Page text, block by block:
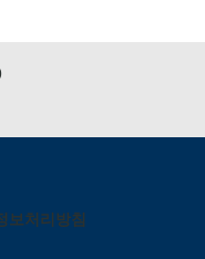
보처리방침